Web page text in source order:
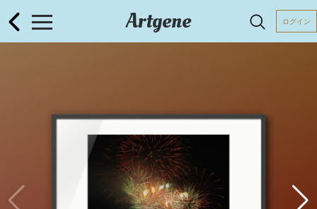
Artgene ログイン